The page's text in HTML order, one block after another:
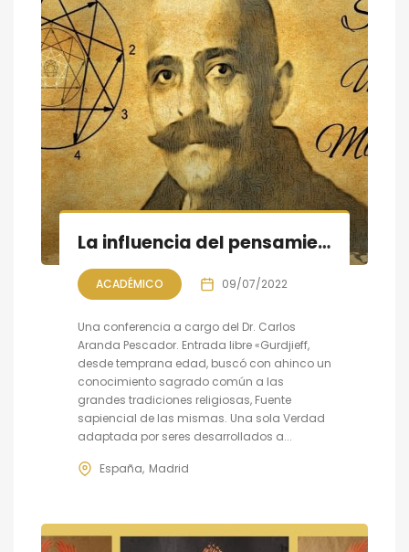
La influencia del pensamiento sufí en la enseñanza de Gurdjieff
ACADÉMICO 09/07/2022
Una conferencia a cargo del Dr. Carlos
Aranda Pescador. Entrada libre «Gurdjieff,
desde temprana edad, buscó con ahinco un
conocimiento sagrado común a las
grandes tradiciones religiosas, Fuente
sapiencial de las mismas. Una sola Verdad
adaptada por seres desarrollados a...
España Madrid